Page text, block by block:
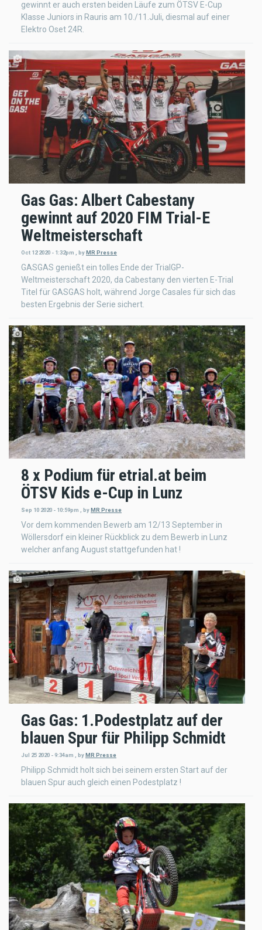
gewinnt er auch ersten beiden Läufe zum ÖTSV E-Cup
Klasse Juniors in Rauris am 10./11.Juli, diesmal auf einer
Elektro Oset 24R.
Gas Gas: Albert Cabestany
gewinnt auf 2020 FIM Trial-E
Weltmeisterschaft
Oct 12 2020 - 1:32pm byMR Presse
GASGAS genießt ein tolles Ende der TrialGP-
Weltmeisterschaft 2020, da Cabestany den vierten E-Trial
Titel für GASGAS holt, während Jorge Casales für sich das
besten Ergebnis der Serie sichert.
8 x Podium für etrial.at beim
ÖTSV Kids e-Cup in Lunz
Sep 10 2020 - 10:59pm byMR Presse
Vor dem kommenden Bewerb am 12/13 September in
Wöllersdorf ein kleiner Rückblick zu dem Bewerb in Lunz
welcher anfang August stattgefunden hat !
Gas Gas: 1.Podestplatz auf der
blauen Spur für Philipp Schmidt
Jul 25 2020 - 9:34am , byMR Presse
Philipp Schmidt holt sich bei seinem ersten Start auf der
blauen Spur auch gleich einen Podestplatz !